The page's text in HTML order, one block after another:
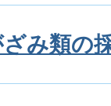
み類の